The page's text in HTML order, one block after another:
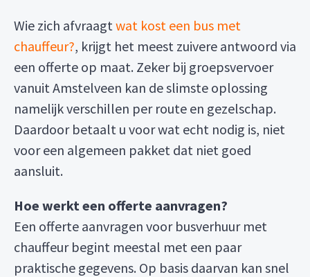
Wie zich afvraagtwat kost een bus met
chauffeur?, krijgt het meest zuivere antwoord via
een offerte op maat. Zeker bij groepsvervoer
vanuit Amstelveen kan de slimste oplossing
namelijk verschillen per route en gezelschap.
Daardoor betaalt u voor wat echt nodig is, niet
voor een algemeen pakket dat niet goed
aansluit.
Hoe werkt een offerte aanvragen?
Een offerte aanvragen voor busverhuur met
chauffeur begint meestal met een paar
praktische gegevens. Op basis daarvan kan snel